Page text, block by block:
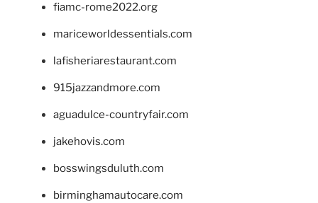
fiamc-rome2022.org
mariceworldessentials.com
lafisheriarestaurant.com
915jazzandmore.com
aguadulce-countryfair.com
jakehovis.com
bosswingsduluth.com
birminghamautocare.com